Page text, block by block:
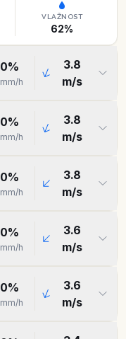
VLAŽNOST
62%
0%
mm/h
3.8
m/s
0%
mm/h
3.8
m/s
0%
mm/h
3.8
m/s
0%
mm/h
3.6
m/s
0%
mm/h
3.6
m/s